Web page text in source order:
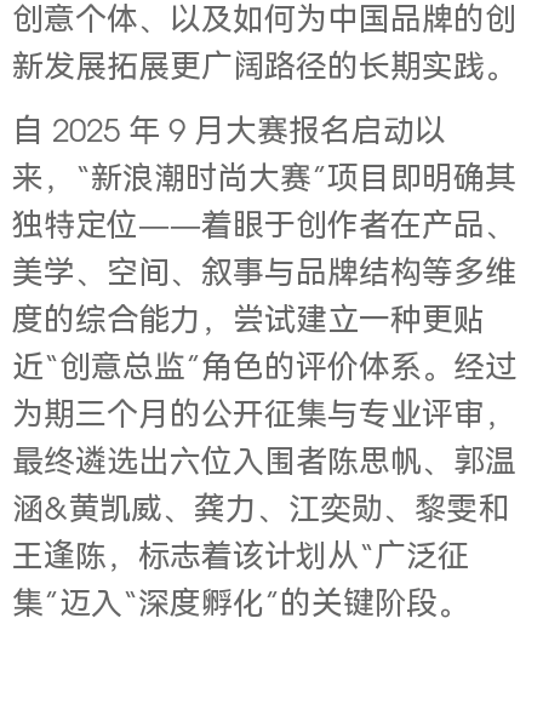
创意个体、以及如何为中国品牌的创
新发展拓展更广阔路径的长期实践。
自 2025 年 9 月大赛报名启动以
来，“新浪潮时尚大赛”项目即明确其
独特定位——着眼于创作者在产品、
美学、空间、叙事与品牌结构等多维
度的综合能力，尝试建立一种更贴
近“创意总监”角色的评价体系。经过
为期三个月的公开征集与专业评审，
最终遴选出六位入围者陈思帆、郭温
涵&黄凯威、龚力、江奕勋、黎雯和
王逢陈，标志着该计划从“广泛征
集”迈入“深度孵化”的关键阶段。